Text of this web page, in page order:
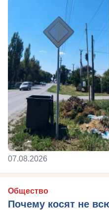
07.08.2026
Общество
Почему косят не